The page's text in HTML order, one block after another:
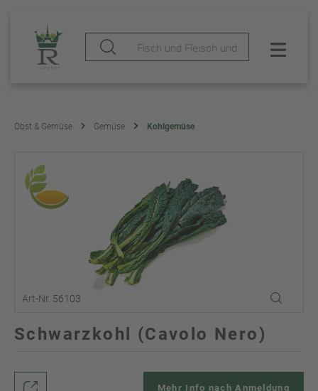
Obst & Gemüse Gemüse Kohlgemüse
Art-Nr. 56103
Schwarzkohl (Cavolo Nero)
Mehr Info nach Anmeldung